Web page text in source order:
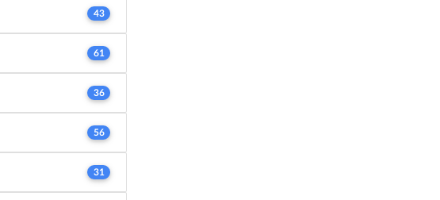
43
61
36
56
31